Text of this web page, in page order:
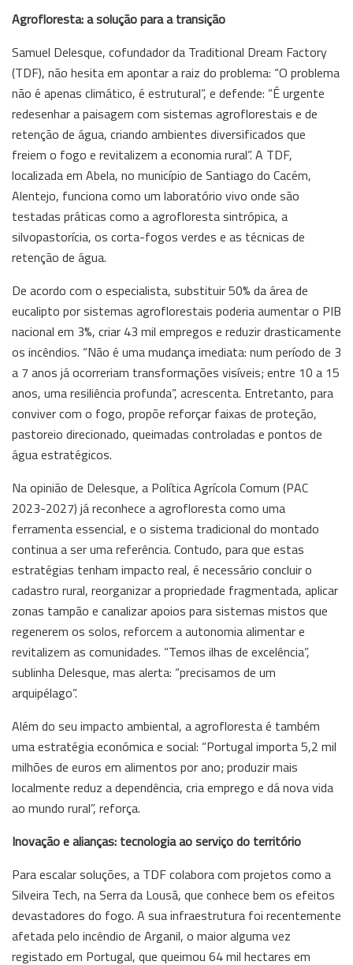
Agrofloresta: a solução para a transição
Samuel Delesque, cofundador da Traditional Dream Factory
(TDF), não hesita em apontar a raiz do problema: “O problema
não é apenas climático, é estrutural”, e defende: “É urgente
redesenhar a paisagem com sistemas agroflorestais e de
retenção de água, criando ambientes diversificados que
freiem o fogo e revitalizem a economia rural”. A TDF,
localizada em Abela, no município de Santiago do Cacém,
Alentejo, funciona como um laboratório vivo onde são
testadas práticas como a agrofloresta sintrópica, a
silvopastorícia, os corta-fogos verdes e as técnicas de
retenção de água.
De acordo com o especialista, substituir 50% da área de
eucalipto por sistemas agroflorestais poderia aumentar o PIB
nacional em 3%, criar 43 mil empregos e reduzir drasticamente
os incêndios. “Não é uma mudança imediata: num período de 3
a 7 anos já ocorreriam transformações visíveis; entre 10 a 15
anos, uma resiliência profunda”, acrescenta. Entretanto, para
conviver com o fogo, propõe reforçar faixas de proteção,
pastoreio direcionado, queimadas controladas e pontos de
água estratégicos.
Na opinião de Delesque, a Política Agrícola Comum (PAC
2023-2027) já reconhece a agrofloresta como uma
ferramenta essencial, e o sistema tradicional do montado
continua a ser uma referência. Contudo, para que estas
estratégias tenham impacto real, é necessário concluir o
cadastro rural, reorganizar a propriedade fragmentada, aplicar
zonas tampão e canalizar apoios para sistemas mistos que
regenerem os solos, reforcem a autonomia alimentar e
revitalizem as comunidades. “Temos ilhas de excelência”,
sublinha Delesque, mas alerta: “precisamos de um
arquipélago”.
Além do seu impacto ambiental, a agrofloresta é também
uma estratégia económica e social: “Portugal importa 5,2 mil
milhões de euros em alimentos por ano; produzir mais
localmente reduz a dependência, cria emprego e dá nova vida
ao mundo rural”, reforça.
Inovação e alianças: tecnologia ao serviço do território
Para escalar soluções, a TDF colabora com projetos como a
Silveira Tech, na Serra da Lousã, que conhece bem os efeitos
devastadores do fogo. A sua infraestrutura foi recentemente
afetada pelo incêndio de Arganil, o maior alguma vez
registado em Portugal, que queimou 64 mil hectares em